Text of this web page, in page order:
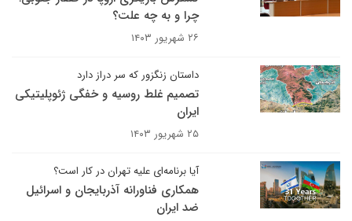
چرا و به چه علت؟
۲۶ شهریور ۱۴۰۳
داستان زنگزور که سر دراز دارد
تصمیم غلط روسیه و خفگی ژئوپلیتیکی
ایران
۲۵ شهریور ۱۴۰۳
آیا برنامه‌ای علیه تهران در کار است؟
همکاری فناورانه آذربایجان و اسرائیل
ضد ایران